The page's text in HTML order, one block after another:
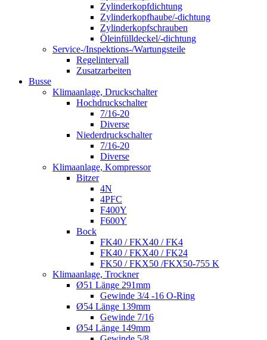
Zylinderkopfdichtung
Zylinderkopfhaube/-dichtung
Zylinderkopfschrauben
Öleinfülldeckel/-dichtung
Service-/Inspektions-/Wartungsteile
Regelintervall
Zusatzarbeiten
Busse
Klimaanlage, Druckschalter
Hochdruckschalter
7/16-20
Diverse
Niederdruckschalter
7/16-20
Diverse
Klimaanlage, Kompressor
Bitzer
4N
4PFC
F400Y
F600Y
Bock
FK40 / FKX40 / FK4
FK40 / FKX40 / FK24
FK50 / FKX50 /FKX50-755 K
Klimaanlage, Trockner
Ø51 Länge 291mm
Gewinde 3/4 -16 O-Ring
Ø54 Länge 139mm
Gewinde 7/16
Ø54 Länge 149mm